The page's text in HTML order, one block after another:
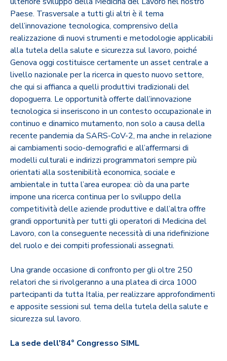
Paese. Trasversale a tutti gli altri è il tema
dell’innovazione tecnologica, comprensivo della
realizzazione di nuovi strumenti e metodologie applicabili
alla tutela della salute e sicurezza sul lavoro, poiché
Genova oggi costituisce certamente un asset centrale a
livello nazionale per la ricerca in questo nuovo settore,
che qui si affianca a quelli produttivi tradizionali del
dopoguerra. Le opportunità offerte dall’innovazione
tecnologica si inseriscono in un contesto occupazionale in
continuo e dinamico mutamento, non solo a causa della
recente pandemia da SARS-CoV-2, ma anche in relazione
ai cambiamenti socio-demografici e all’affermarsi di
modelli culturali e indirizzi programmatori sempre più
orientati alla sostenibilità economica, sociale e
ambientale in tutta l’area europea: ciò da una parte
impone una ricerca continua per lo sviluppo della
competitività delle aziende produttive e dall’altra offre
grandi opportunità per tutti gli operatori di Medicina del
Lavoro, con la conseguente necessità di una ridefinizione
del ruolo e dei compiti professionali assegnati.
Una grande occasione di confronto per gli oltre 250
relatori che si rivolgeranno a una platea di circa 1000
partecipanti da tutta Italia, per realizzare approfondimenti
e apposite sessioni sul tema della tutela della salute e
sicurezza sul lavoro.
La sede dell'84° Congresso SIML